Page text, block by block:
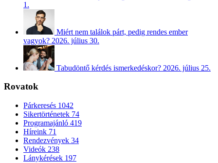
1.
Miért nem találok párt, pedig rendes ember
vagyok? 2026. július 30.
Tabudöntő kérdés ismerkedéskor? 2026. július 25.
Rovatok
Párkeresés 1042
Sikertörténetek 74
Programajánló 419
Híreink 71
Rendezvények 34
Videók 238
Lánykérések 197